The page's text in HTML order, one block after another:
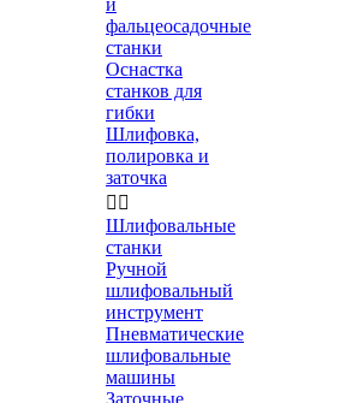
и
фальцеосадочные
станки
Оснастка
станков для
гибки
Шлифовка,
полировка и
заточка
 
Шлифовальные
станки
Ручной
шлифовальный
инструмент
Пневматические
шлифовальные
машины
Заточные